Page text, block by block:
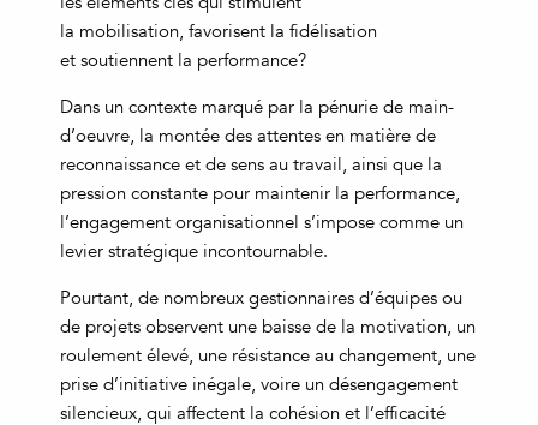
la mobilisation, favorisent la fidélisation
et soutiennent la performance?
Dans un contexte marqué par la pénurie de main-
d’oeuvre, la montée des attentes en matière de
reconnaissance et de sens au travail, ainsi que la
pression constante pour maintenir la performance,
l’engagement organisationnel s’impose comme un
levier stratégique incontournable.
Pourtant, de nombreux gestionnaires d’équipes ou
de projets observent une baisse de la motivation, un
roulement élevé, une résistance au changement, une
prise d’initiative inégale, voire un désengagement
silencieux, qui affectent la cohésion et l’efficacité